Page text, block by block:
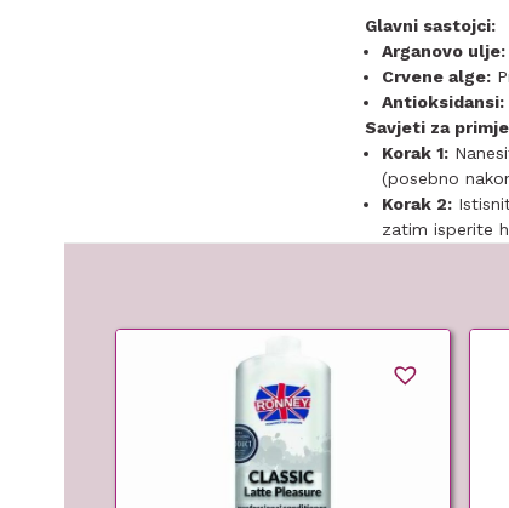
Glavni sastojci:
Arganovo ulje:
Crvene alge:
Antioksidansi:
Savjeti za
Korak 1:
(posebno
Korak 2:
zatim isperite